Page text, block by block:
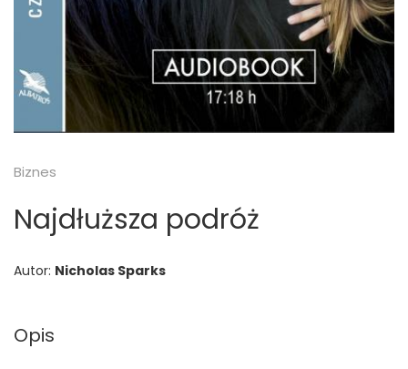
Biznes
Najdłuższa podróż
Autor: Nicholas Sparks
Opis